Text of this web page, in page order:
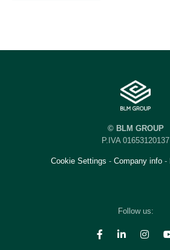
© BLM GROUP
P.IVA 01653120137
Cookie Settings - Company info -
Follow us: